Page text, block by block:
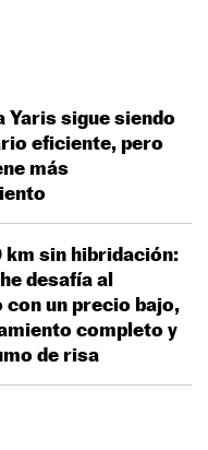
Yaris sigue siendo
eficiente, pero
más
km sin hibridación:
desafía al
con un precio bajo,
completo y
de risa